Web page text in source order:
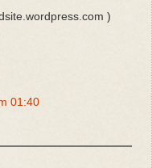
)
01:40